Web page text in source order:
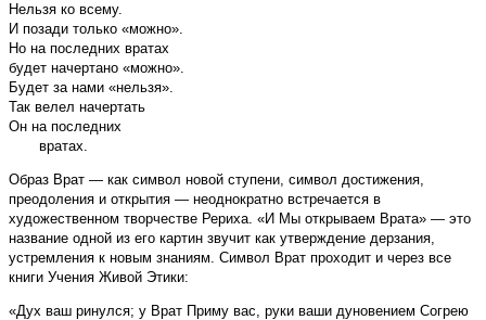
Нельзя ко всему.
И позади только «можно».
Но на последних вратах
будет начертано «можно».
Будет за нами «нельзя».
Так велел начертать
Он на последних
вратах.
Образ Врат — как символ новой ступени, символ достижения,
преодоления и открытия — неоднократно встречается в
художественном творчестве Рериха. «И Мы открываем Врата» — это
название одной из его картин звучит как утверждение дерзания,
устремления к новым знаниям. Символ Врат проходит и через все
книги Учения Живой Этики:
«Дух ваш ринулся; у Врат Приму вас, руки ваши дуновением Согрею